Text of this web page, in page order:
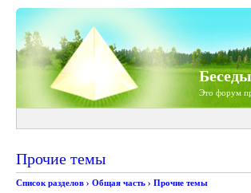
Это форум
Прочие темы
Список разделов› Общая часть› Прочие темы